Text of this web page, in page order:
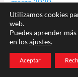
marzo 2020
febrero 2020
enero 2020
diciembre 2019
noviembre 2019
Utilizamos cookies
web.
Puedes aprender
en losajustes.
Aceptar